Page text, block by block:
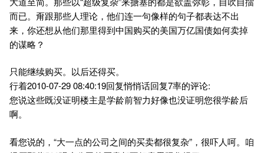
而已。甭跟那些人理论，他们连一句像样的句子都表达不出
来，你还想从他们那里得到中国购买的美国万亿国债如何卖掉
的谋略？
只能继续购买。以后还得买。
行着2010-07-29 08:40:19回复悄悄话回复7率的评论:
您说这些既没证明楼主是学龄前智力好像也没证明您很学龄后
啊。
看您说的，“大一点的公司之间的买卖都很复杂”，很吓人呵。咱